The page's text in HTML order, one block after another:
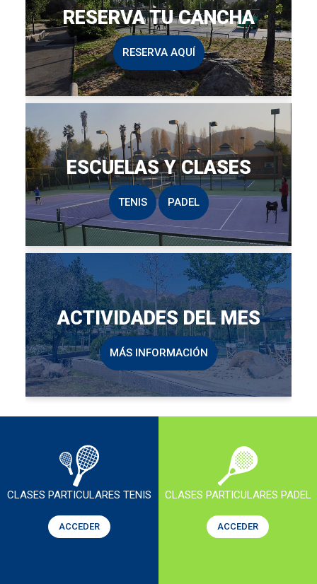
RESERVA TU CANCHA
RESERVA AQUÍ
ESCUELAS Y CLASES
TENIS PADEL
ACTIVIDADES DEL MES
MÁS INFORMACIÓN
CLASES PARTICULARES TENIS
ACCEDER
CLASES PARTICULARES PADEL
ACCEDER